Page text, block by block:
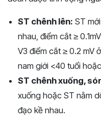
ST chênh lên: ST
nhau, điểm cắt ≥
V3 điểm cắt ≥ 0.2 mV
nam giới <40 tuổi
ST chênh xuống,
xuống hoặc ST nằm
đạo kề nhau.